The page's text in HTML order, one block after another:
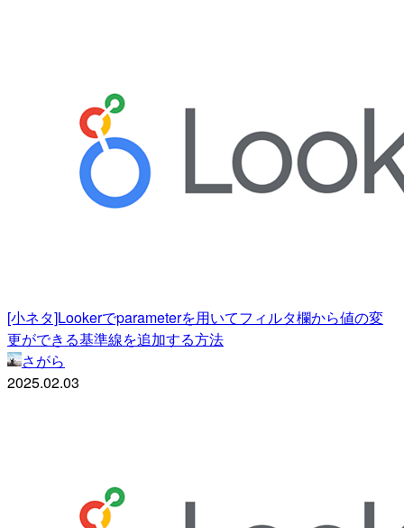
[小ネタ]Lookerでparameterを用いてフィルタ欄から値の変
更ができる基準線を追加する方法
さがら
2025.02.03